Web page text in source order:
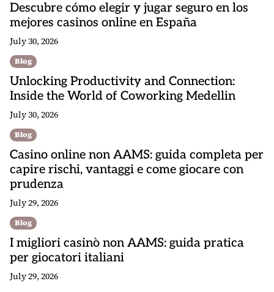
Descubre cómo elegir y jugar seguro en los
mejores casinos online en España
July 30, 2026
Blog
Unlocking Productivity and Connection:
Inside the World of Coworking Medellin
July 30, 2026
Blog
Casino online non AAMS: guida completa per
capire rischi, vantaggi e come giocare con
prudenza
July 29, 2026
Blog
I migliori casinò non AAMS: guida pratica
per giocatori italiani
July 29, 2026